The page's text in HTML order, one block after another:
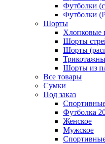
Футболки
Футболки
Шорты
Хлопковые
Шорты
Шорты
Шорты из
Все товары
Сумки
Под заказ
Футболка
Женское
Мужское